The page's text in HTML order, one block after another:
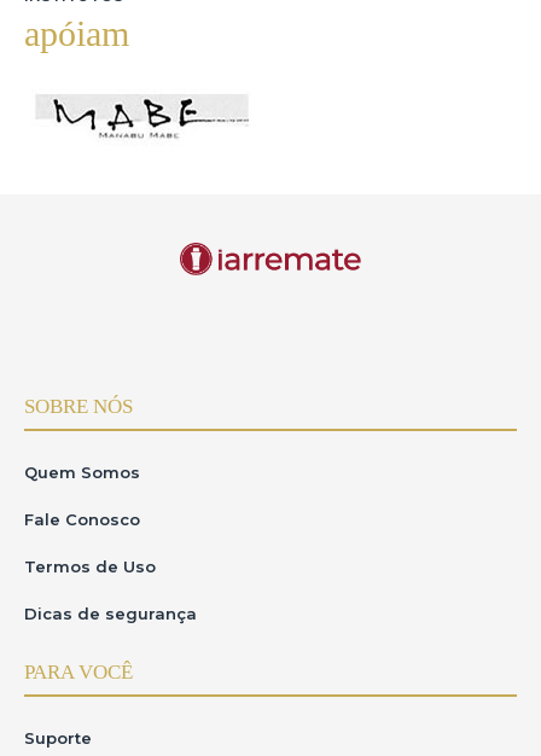
apóiam
SOBRE NÓS
Quem Somos
Fale Conosco
Termos de Uso
Dicas de segurança
PARA VOCÊ
Suporte